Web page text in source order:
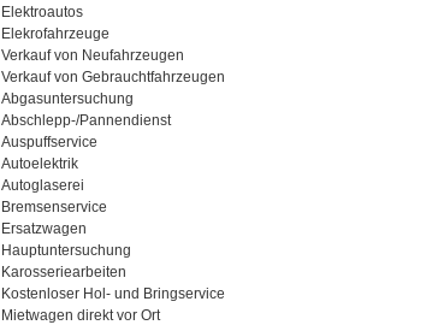
Elektroautos
Elekrofahrzeuge
Verkauf von Neufahrzeugen
Verkauf von Gebrauchtfahrzeugen
Abgasuntersuchung
Abschlepp-/Pannendienst
Auspuffservice
Autoelektrik
Autoglaserei
Bremsenservice
Ersatzwagen
Hauptuntersuchung
Karosseriearbeiten
Kostenloser Hol- und Bringservice
Mietwagen direkt vor Ort